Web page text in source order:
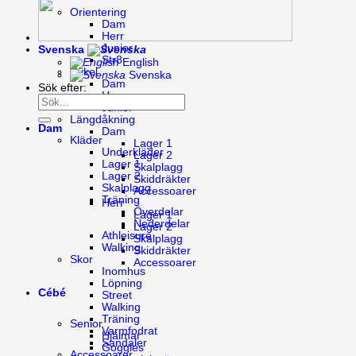
Orientering
Dam
Herr
Junior
Str8
Cykel
Dam
Herr
Junior
Längdåkning
Dam
Lager 1
Lager 2
Skalplagg
Skiddräkter
Accessoarer
Herr
Lager 1
Lager 2
Skalplagg
Skiddräkter
Accessoarer
Cébé
Senior
Hjälmar
Goggles
Svenska
English
Svenska
Sök efter:
Dam
Kläder
Underkläder
Lager 1
Lager 2
Skalplagg
Träning
Överdelar
Nederdelar
Athleisure
Walking
Skor
Inomhus
Löpning
Street
Walking
Träning
Varmfodrat
Sandaler